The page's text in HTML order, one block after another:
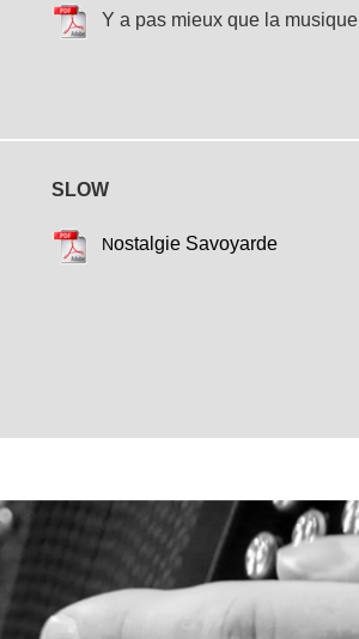
Y a pas mieux que la musique
SLOW
Nostalgie Savoyarde